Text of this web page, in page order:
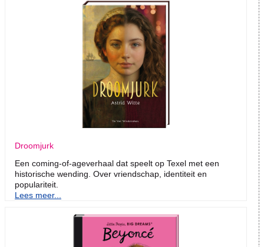
Droomjurk
Een coming-of-ageverhaal dat speelt op Texel met een
historische wending. Over vriendschap, identiteit en
populariteit.
Lees meer...